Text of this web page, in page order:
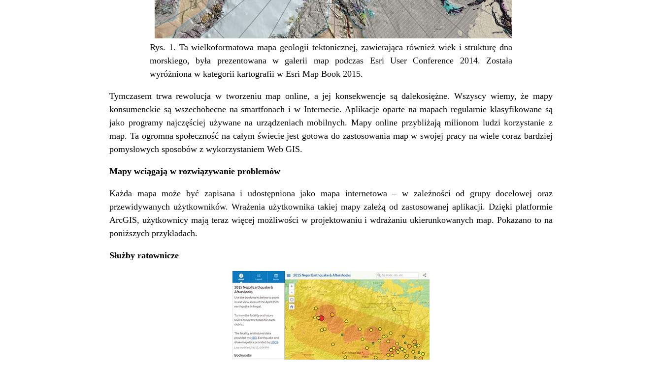
Rys. 1. Ta wielkoformatowa mapa geologii tektonicznej, zawierająca również wiek i strukturę dna
morskiego, była prezentowana w galerii map podczas Esri User Conference 2014. Została
wyróżniona w kategorii kartografii w Esri Map Book 2015.
Tymczasem trwa rewolucja w tworzeniu map online, a jej konsekwencje są dalekosiężne. Wszyscy wiemy, że mapy
konsumenckie są wszechobecne na smartfonach i w Internecie. Aplikacje oparte na mapach regularnie klasyfikowane są
jako programy najczęściej używane na urządzeniach mobilnych. Mapy online przybliżają milionom ludzi korzystanie z
map. Ta ogromna społeczność na całym świecie jest gotowa do zastosowania map w swojej pracy na wiele coraz bardziej
pomysłowych sposobów z wykorzystaniem Web GIS.
Mapy wciągają w rozwiązywanie problemów
Każda mapa może być zapisana i udostępniona jako mapa internetowa – w zależności od grupy docelowej oraz
przewidywanych użytkowników. Wrażenia użytkownika takiej mapy zależą od zastosowanej aplikacji. Dzięki platformie
ArcGIS, użytkownicy mają teraz więcej możliwości w projektowaniu i wdrażaniu ukierunkowanych map. Pokazano to na
poniższych przykładach.
Służby ratownicze